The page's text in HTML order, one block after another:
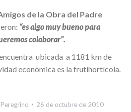
de la Obra del Padre
“es algo muy bueno para
colaborar”.
ubicada a 1181 km de
económica es la frutihortícola.
26 de octubre de 2010